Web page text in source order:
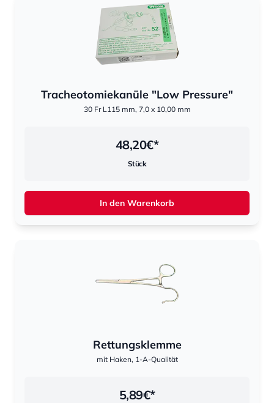
Tracheotomiekanüle "Low Pressure"
30 Fr L115 mm, 7,0 x 10,00 mm
48,20€*
Stück
In den Warenkorb
Rettungsklemme
mit Haken, 1-A-Qualität
5,89€*